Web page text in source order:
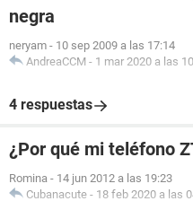
negra
neryam - 10 sep 2009 a las 17:14
AndreaCCM - 1 mar 2020 a las
4 respuestas
¿Por qué mi teléfono
Romina - 14 jun 2012 a las 19:23
Cubanacute - 18 feb 2020 a las